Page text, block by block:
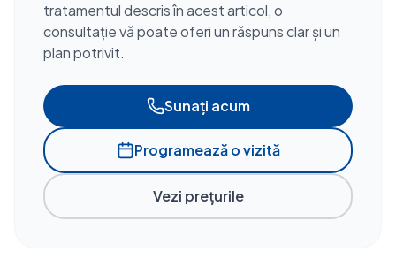
tratamentul descris în acest articol, o
consultație vă poate oferi un răspuns clar și un
plan potrivit.
Sunați acum
Programează o vizită
Vezi prețurile